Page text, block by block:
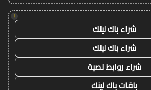
!
شراء باك لينك
شراء باك لينك
شراء روابط نصية
باقات باك لينك